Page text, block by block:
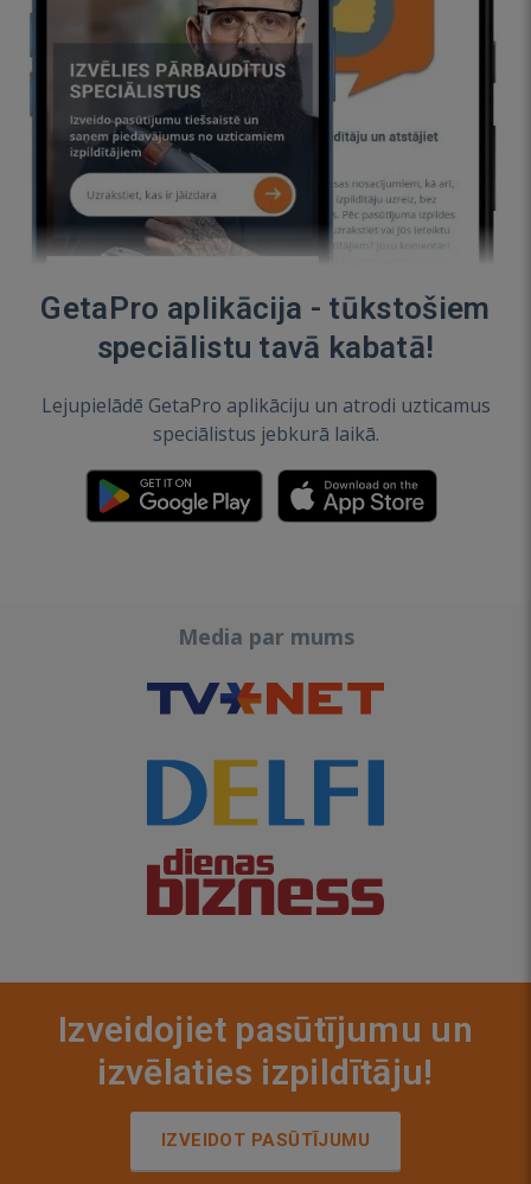
GetaPro aplikācija - tūkstošiem
speciālistu tavā kabatā!
Lejupielādē GetaPro aplikāciju un atrodi uzticamus
speciālistus jebkurā laikā.
Media par mums
Izveidojiet pasūtījumu un
izvēlaties izpildītāju!
IZVEIDOT PASŪTĪJUMU